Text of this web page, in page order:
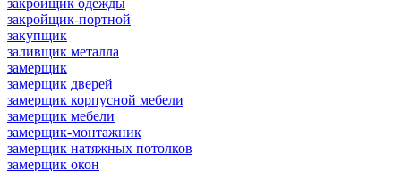
закройщик-портной
закупщик
заливщик металла
замерщик
замерщик дверей
замерщик корпусной мебели
замерщик мебели
замерщик-монтажник
замерщик натяжных потолков
замерщик окон